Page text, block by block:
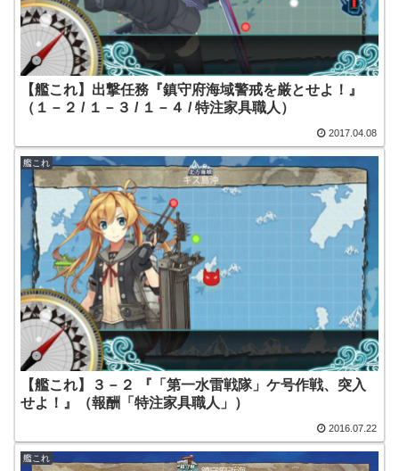
【艦これ】出撃任務『鎮守府海域警戒を厳とせよ！』
（１－２ / １－３ / １－４ / 特注家具職人）
2017.04.08
艦これ
【艦これ】３－２ 『「第一水雷戦隊」ケ号作戦、突入
せよ！』（報酬「特注家具職人」）
2016.07.22
艦これ